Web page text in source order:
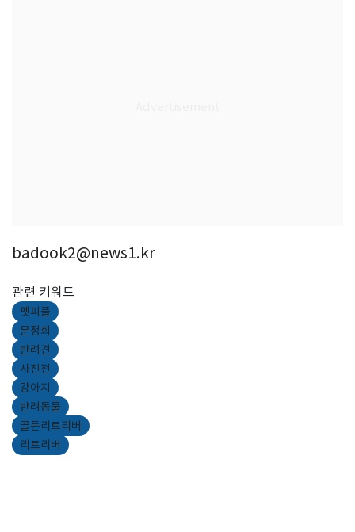
badook2@news1.kr
관련 키워드
펫피플
문정희
반려견
사진전
강아지
반려동물
골든리트리버
리트리버